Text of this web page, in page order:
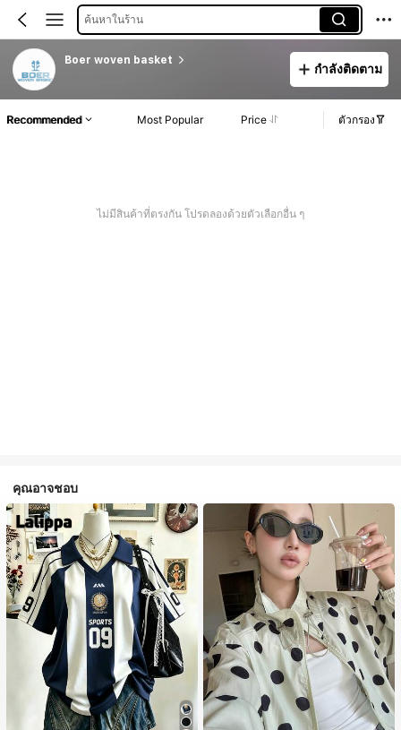
ค้นหาในร้าน
Boer woven basket
กำลังติดตาม
Recommended Most Popular Price ตัวกรอง
ไม่มีสินค้าที่ตรงกัน โปรดลองด้วยตัวเลือกอื่น ๆ
คุณอาจชอบ